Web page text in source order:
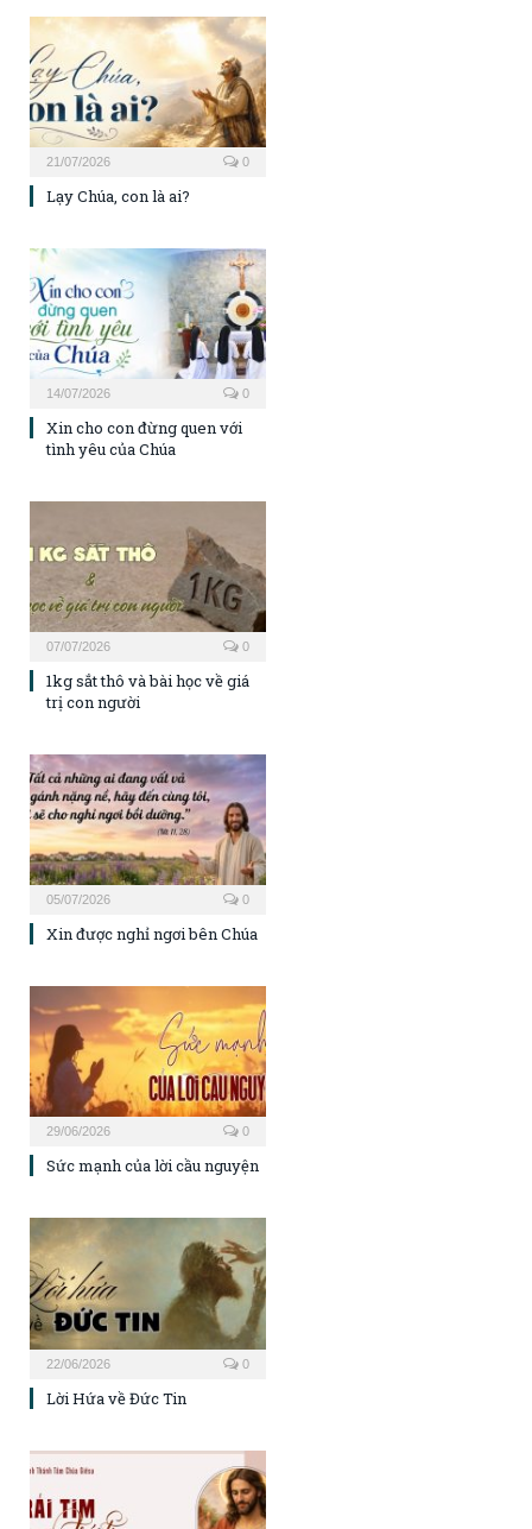
21/07/2026 0
Lạy Chúa, con là ai?
14/07/2026 0
Xin cho con đừng quen với
tình yêu của Chúa
07/07/2026 0
1kg sắt thô và bài học về giá
trị con người
05/07/2026 0
Xin được nghỉ ngơi bên Chúa
29/06/2026 0
Sức mạnh của lời cầu nguyện
22/06/2026 0
Lời Hứa về Đức Tin